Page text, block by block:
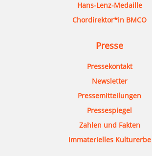
Hans-Lenz-Medaille
Chordirektor*in BMCO
Presse
Pressekontakt
Newsletter
Pressemitteilungen
Pressespiegel
Zahlen und Fakten
Immaterielles Kulturerbe